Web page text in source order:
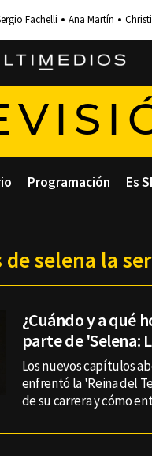
Fachelli Ana Martín
Programación Es
de selena la
¿Cuándo y a qué
parte de 'Selena:
Los nuevos capítulos
enfrentó la 'Reina del
de su carrera y cómo